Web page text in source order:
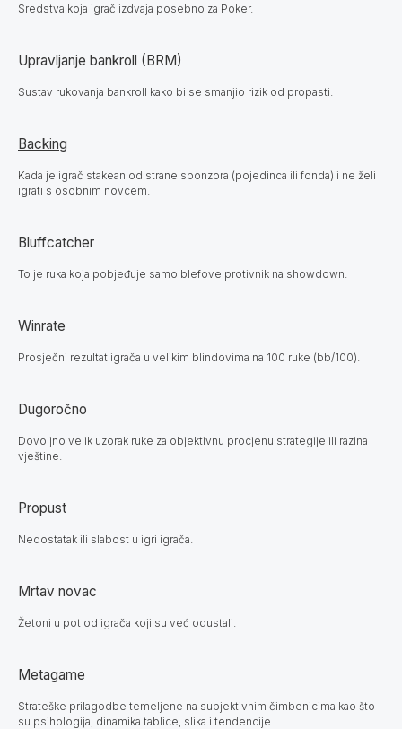
Sredstva koja igrač izdvaja posebno za Poker.
Upravljanje bankroll (BRM)
Sustav rukovanja bankroll kako bi se smanjio rizik od propasti.
Backing
Kada je igrač stakean od strane sponzora (pojedinca ili fonda) i ne želi
igrati s osobnim novcem.
Bluffcatcher
To je ruka koja pobjeđuje samo blefove protivnik na showdown.
Winrate
Prosječni rezultat igrača u velikim blindovima na 100 ruke (bb/100).
Dugoročno
Dovoljno velik uzorak ruke za objektivnu procjenu strategije ili razina
vještine.
Propust
Nedostatak ili slabost u igri igrača.
Mrtav novac
Žetoni u pot od igrača koji su već odustali.
Metagame
Strateške prilagodbe temeljene na subjektivnim čimbenicima kao što
su psihologija, dinamika tablice, slika i tendencije.